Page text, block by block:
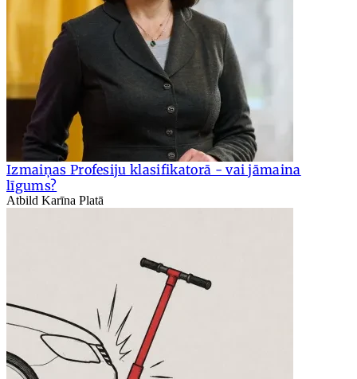
Izmaiņas Profesiju klasifikatorā - vai jāmaina
līgums?
Atbild Karīna Platā